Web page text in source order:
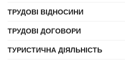
ТРУДОВІ ВІДНОСИНИ
ТРУДОВІ ДОГОВОРИ
ТУРИСТИЧНА ДІЯЛЬНІСТЬ